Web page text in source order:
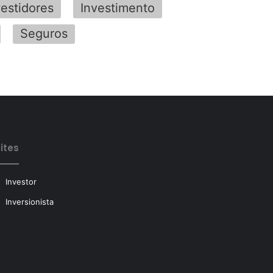
Investimento
Seguros
Investor
Inversionista